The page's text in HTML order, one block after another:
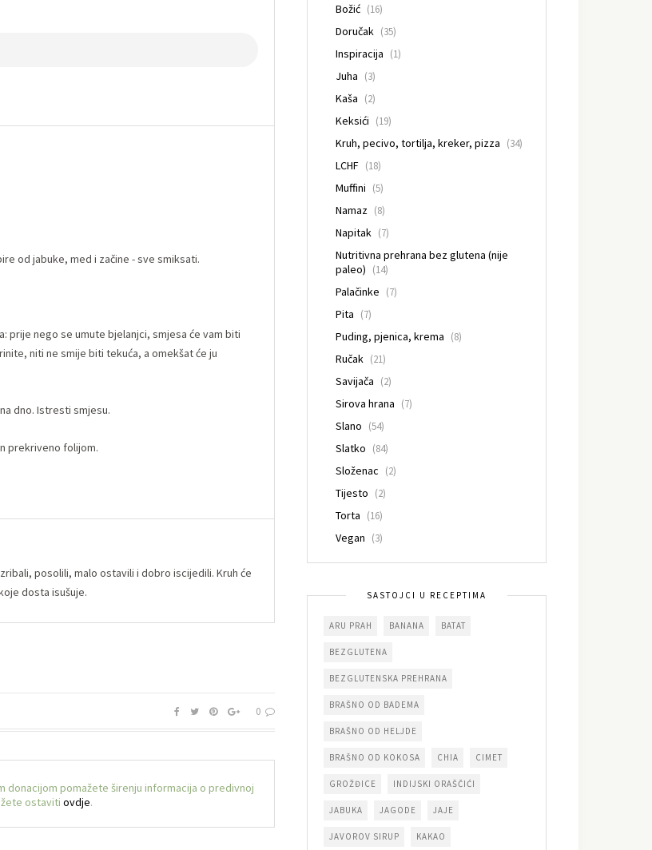
od jabuke, med i začine - sve smiksati.
prije nego se umute bjelanjci, smjesa će vam biti
niti ne smije biti tekuća, a omekšat će ju
dno. Istresti smjesu.
prekriveno folijom.
posolili, malo ostavili i dobro iscijedili. Kruh će
dosta isušuje.
0
donacijom pomažete širenju informacija o predivnoj
ostaviti ovdje.
Božić (16)
Doručak (35)
Inspiracija (1)
Juha (3)
Kaša (2)
Keksići (19)
Kruh, pecivo, tortilja, kreker, pizza (34)
LCHF (18)
Muffini (5)
Namaz (8)
Napitak (7)
Nutritivna prehrana bez glutena (nije
paleo) (14)
Palačinke (7)
Pita (7)
Puding, pjenica, krema (8)
Ručak (21)
Savijača (2)
Sirova hrana (7)
Slano (54)
Slatko (84)
Složenac (2)
Tijesto (2)
Torta (16)
Vegan (3)
SASTOJCI U RECEPTIMA
ARU PRAH BANANA BATAT
BEZGLUTENA
BEZGLUTENSKA PREHRANA
BRAŠNO OD BADEMA
BRAŠNO OD HELJDE
BRAŠNO OD KOKOSA CHIA CIMET
GROŽĐICE INDIJSKI ORAŠČIĆI
JABUKA JAGODE JAJE
JAVOROV SIRUP KAKAO